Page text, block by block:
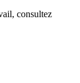
, consultez